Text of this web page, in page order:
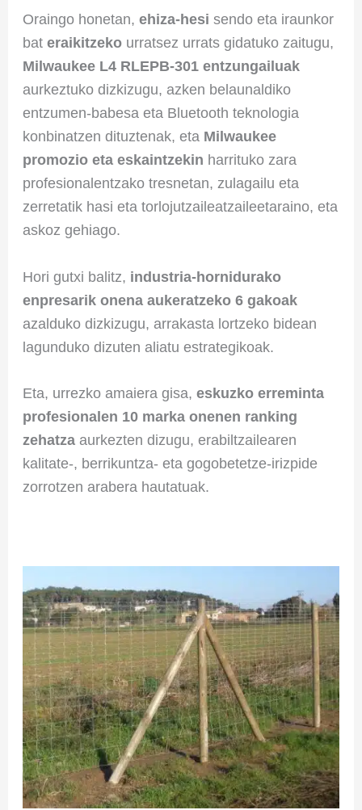
Oraingo honetan, ehiza-hesi sendo eta iraunkor
bat eraikitzekourratsez urrats gidatuko zaitugu,
Milwaukee L4 RLEPB-301 entzungailuak
aurkeztuko dizkizugu, azken belaunaldiko
entzumen-babesa eta Bluetooth teknologia
konbinatzen dituztenak, eta Milwaukee
promozio eta eskaintzekin harrituko zara
profesionalentzako tresnetan, zulagailu eta
zerretatik hasi eta torlojutzaileatzaileetaraino, eta
askoz gehiago.
Hori gutxi balitz, industria-hornidurako
enpresarik onena aukeratzeko 6 gakoak
azalduko dizkizugu, arrakasta lortzeko bidean
lagunduko dizuten aliatu estrategikoak.
Eta, urrezko amaiera gisa, eskuzko erreminta
profesionalen 10 marka onenen ranking
zehatzaaurkezten dizugu, erabiltzailearen
kalitate-, berrikuntza- eta gogobetetze-irizpide
zorrotzen arabera hautatuak.